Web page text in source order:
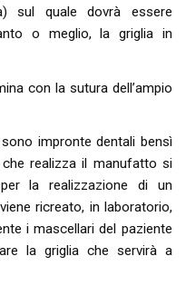
sul quale dovrà essere
o meglio, la griglia in
con la sutura dell’ampio
impronte dentali bensì
realizza il manufatto si
la realizzazione di un
ricreato, in laboratorio,
i mascellari del paziente
la griglia che servirà a